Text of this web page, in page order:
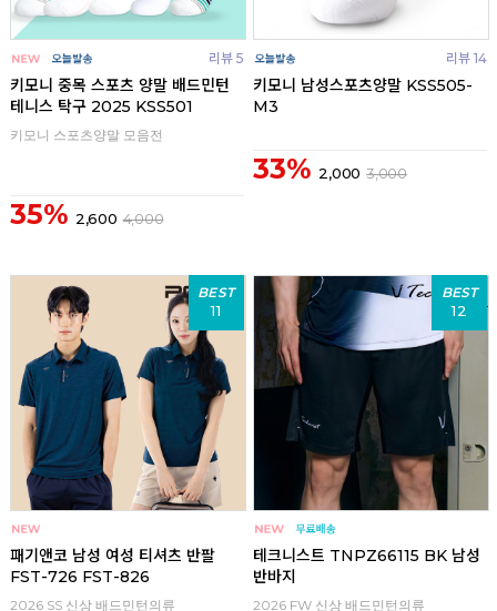
리뷰 5
키모니 중목 스포츠 양말 배드민턴
테니스 탁구 2025 KSS501
키모니 스포츠양말 모음전
35% 2,600 4,000
리뷰 14
키모니 남성스포츠양말 KSS505-
M3
33% 2,000 3,000
BEST
11
패기앤코 남성 여성 티셔츠 반팔
FST-726 FST-826
2026 SS 신상 배드민턴의류
BEST
12
테크니스트 TNPZ66115 BK 남성
반바지
2026 FW 신상 배드민턴의류